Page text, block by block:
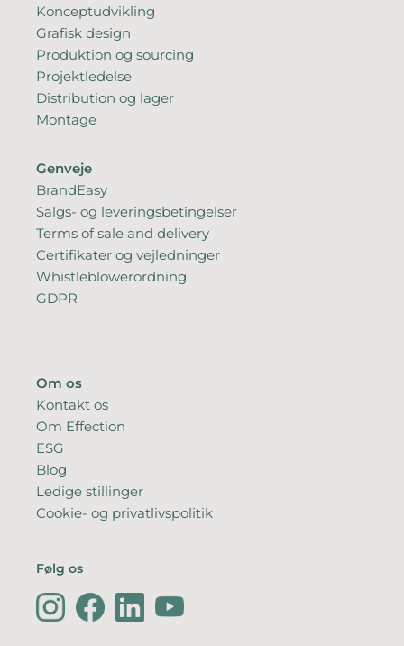
Konceptudvikling
Grafisk design
Produktion og sourcing
Projektledelse
Distribution og lager
Montage
Genveje
BrandEasy
Salgs- og leveringsbetingelser
Terms of sale and delivery
Certifikater og vejledninger
Whistleblowerordning
GDPR
Om os
Kontakt os
Om Effection
ESG
Blog
Ledige stillinger
Cookie- og privatlivspolitik
Følg os